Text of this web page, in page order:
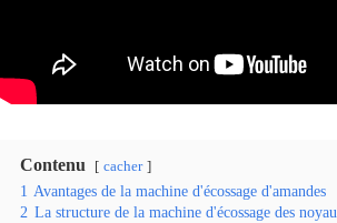
Contenu cacher
1 Avantages de la machine d'écossage d'amandes
2 La structure de la machine d'écossage des